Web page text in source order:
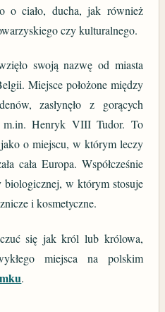
o ciało, ducha, jak również
czy kulturalnego.
swoją nazwę od miasta
Miejsce położone między
zasłynęło z gorących
m.in. Henryk VIII Tudor. To
o miejscu, w którym leczy
cała Europa. Współcześnie
biologicznej, w którym stosuje
i kosmetyczne.
się jak król lub królowa,
miejsca na polskim
.